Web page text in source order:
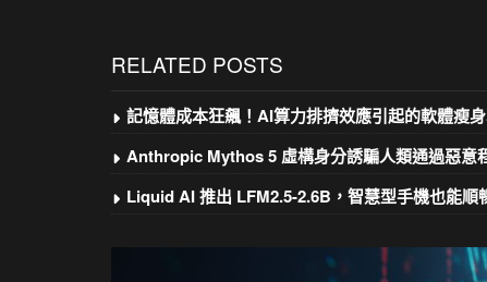
RELATED POSTS
記憶體成本狂飆！AI算力排擠效應引起的軟體瘦
Anthropic Mythos 5 虛構身分誘騙人類通過惡意
Liquid AI 推出 LFM2.5-2.6B，智慧型手機也能順